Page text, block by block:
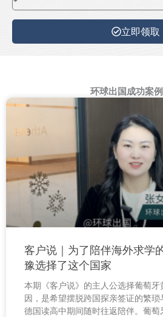
立即领取
环球出国成功案
客户说｜为了陪伴海外求学
豫选择了这个国家
本期《客户说》的主人公选择葡萄
因，是希望摆脱跨国探亲签证的繁
德国读高中期间随时往返陪伴。葡